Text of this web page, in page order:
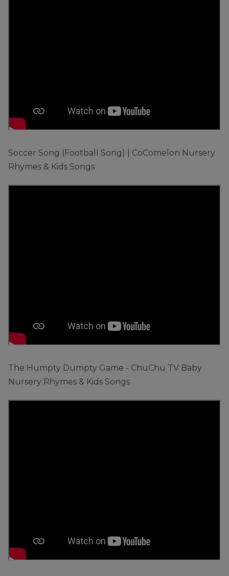
Soccer Song (Football Song) | CoComelon Nursery
Rhymes & Kids Songs
The Humpty Dumpty Game - ChuChu TV Baby
Nursery Rhymes & Kids Songs